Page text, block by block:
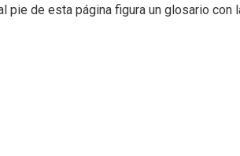
de esta página figura un glosario